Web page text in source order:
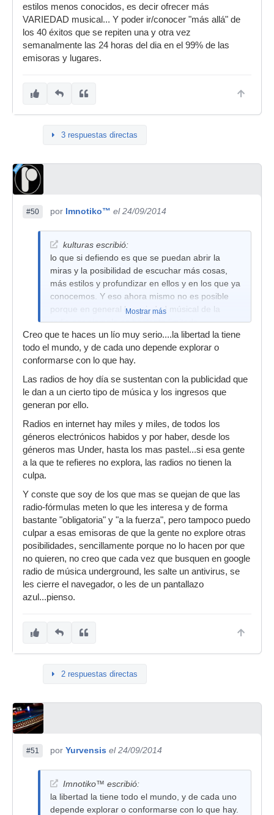
estilos menos conocidos, es decir ofrecer más
VARIEDAD musical... Y poder ir/conocer "más allá" de
los 40 éxitos que se repiten una y otra vez
semanalmente las 24 horas del dia en el 99% de las
emisoras y lugares.
3 respuestas directas
#50 por Imnotiko™ el 24/09/2014
kulturas escribió:
lo que si defiendo es que se puedan abrir la
miras y la posibilidad de escuchar más cosas,
más estilos y profundizar en ellos y en los que ya
conocemos. Y eso ahora mismo no es posible
porque en general la variedad músical de la
radio por ejemplo es bastante limitada
Mostrar más
Creo que te haces un lío muy serio....la libertad la tiene
todo el mundo, y de cada uno depende explorar o
conformarse con lo que hay.
Las radios de hoy día se sustentan con la publicidad que
le dan a un cierto tipo de música y los ingresos que
generan por ello.
Radios en internet hay miles y miles, de todos los
géneros electrónicos habidos y por haber, desde los
géneros mas Under, hasta los mas pastel...si esa gente
a la que te refieres no explora, las radios no tienen la
culpa.
Y conste que soy de los que mas se quejan de que las
radio-fórmulas meten lo que les interesa y de forma
bastante "obligatoria" y "a la fuerza", pero tampoco puedo
culpar a esas emisoras de que la gente no explore otras
posibilidades, sencillamente porque no lo hacen por que
no quieren, no creo que cada vez que busquen en google
radio de música underground, les salte un antivirus, se
les cierre el navegador, o les de un pantallazo
azul...pienso.
2 respuestas directas
#51 por Yurvensis el 24/09/2014
Imnotiko™ escribió:
la libertad la tiene todo el mundo, y de cada uno
depende explorar o conformarse con lo que hay.